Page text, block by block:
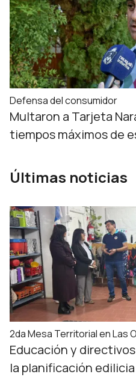
Defensa del consumidor
Multaron a Tarjeta
tiempos máximos de
Últimas noticias
2da Mesa Territorial en Las
Educación y
la planificación edilicia